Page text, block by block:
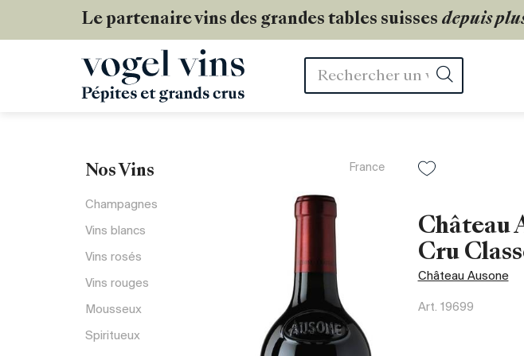
Le partenaire vins des grandes tables suisses depuis
Mots
Nos Vins
Champagnes
Vins blancs
Vins rosés
Vins rouges
Mousseux
Spiritueux
France
Château
Cru
Château Ausone
Art. 19699